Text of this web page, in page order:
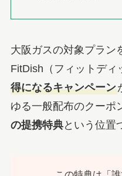
大阪ガスの対象プラン
FitDish（フィットディ
得になるキャンペーン
ゆる一般配布のクーポ
の提携特典という位置